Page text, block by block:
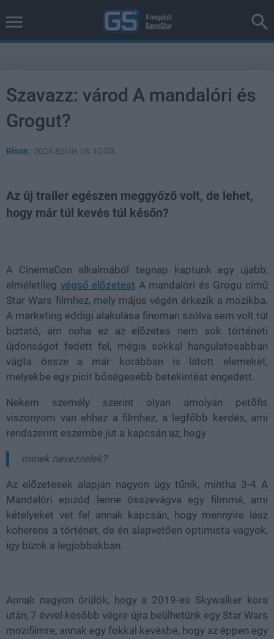
Szavazz: várod A mandalóri és
Grogut?
Rixon | 2026 április 18. 10:03
Az új trailer egészen meggyőző volt, de lehet,
hogy már túl kevés túl későn?
A CinemaCon alkalmából tegnap kaptunk egy újabb,
elméletileg végső előzetest A mandalóri és Grogu című
Star Wars filmhez, mely május végén érkezik a mozikba.
A marketing eddigi alakulása finoman szólva sem volt túl
biztató, ám noha ez az előzetes nem sok történeti
újdonságot fedett fel, mégis sokkal hangulatosabban
vágta össze a már korábban is látott elemeket,
melyekbe egy picit bőségesebb betekintést engedett.
Nekem személy szerint olyan amolyan petőfis
viszonyom van ehhez a filmhez, a legfőbb kérdés, ami
rendszerint eszembe jut a kapcsán az, hogy
minek nevezzelek?
Az előzetesek alapján nagyon úgy tűnik, mintha 3-4 A
Mandalóri epizód lenne összevágva egy filmmé, ami
kételyeket vet fel annak kapcsán, hogy mennyire lesz
koherens a történet, de én alapvetően optimista vagyok,
így bízok a legjobbakban.
Annak nagyon örülök, hogy a 2019-es Skywalker kora
után, 7 évvel később végre újra beülhetünk egy Star Wars
mozifilmre, annak egy fokkal kevésbé, hogy az éppen egy